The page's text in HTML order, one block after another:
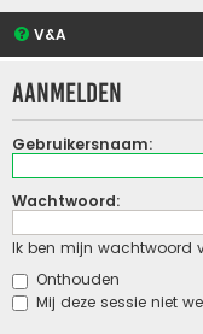
V&A
Aanmelden
Gebruikersnaam:
Wachtwoord:
Ik ben mijn wachtwoord
Onthouden
Mij deze sessie niet